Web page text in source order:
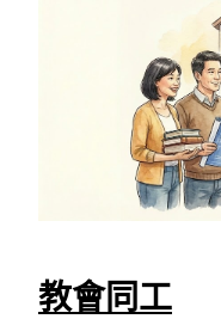
教會同工